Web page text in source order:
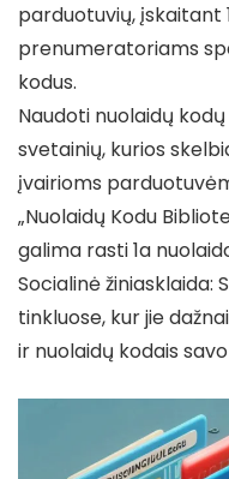
parduotuvių, įskaitant
prenumeratoriams
kodus.
Naudoti nuolaidų
svetainių, kurios
įvairioms
„Nuolaidų Kodu
galima rasti 1a
Socialinė žiniasklaida:
tinkluose, kur jie
ir nuolaidų kodais